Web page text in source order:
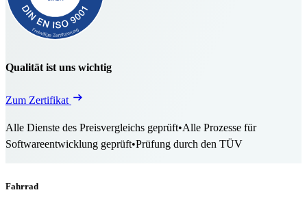
Qualität ist uns wichtig
Zum Zertifikat
Alle Dienste des Preisvergleichs geprüft•Alle Prozesse für
Softwareentwicklung geprüft•Prüfung durch den TÜV
Fahrrad